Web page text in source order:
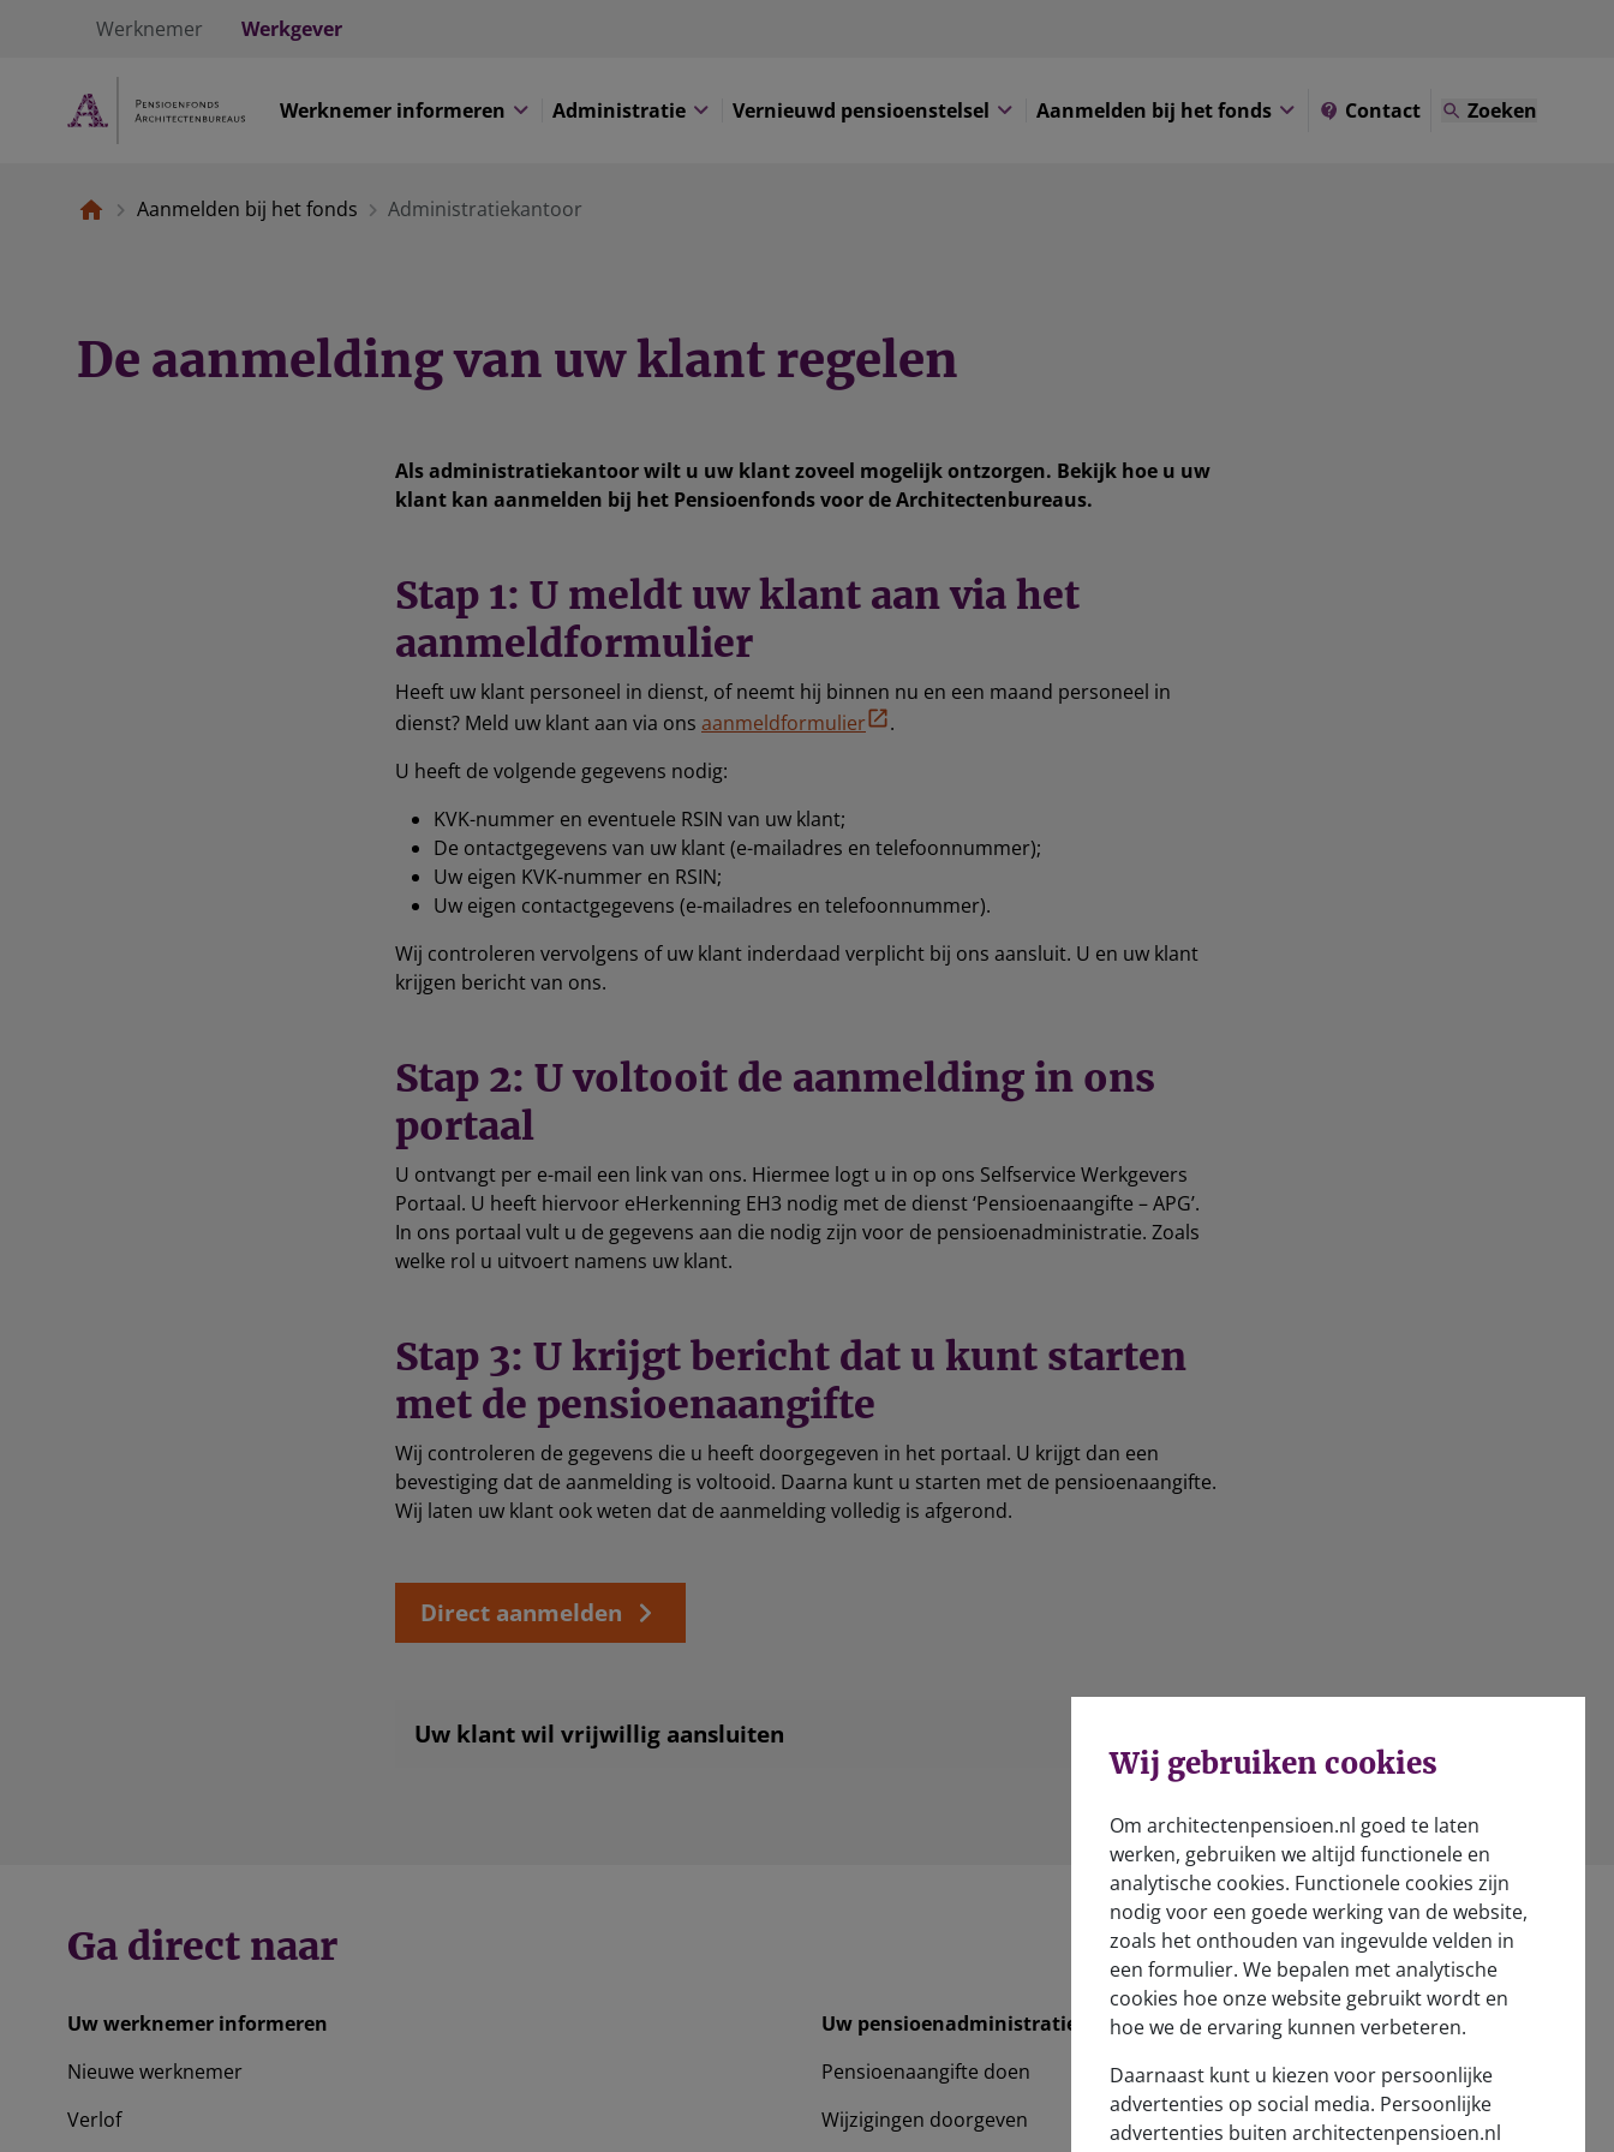
Werknemer Werkgever
Werknemer informeren Administratie Vernieuwd pensioenstelsel Aanmelden bij het fonds Contact Zoeken
Aanmelden bij het fonds Administratiekantoor
De aanmelding van uw klant regelen
Als administratiekantoor wilt u uw klant zoveel mogelijk ontzorgen. Bekijk hoe u uw
klant kan aanmelden bij het Pensioenfonds voor de Architectenbureaus.
Stap 1: U meldt uw klant aan via het
aanmeldformulier
Heeft uw klant personeel in dienst, of neemt hij binnen nu en een maand personeel in
dienst? Meld uw klant aan via ons aanmeldformulier
.
U heeft de volgende gegevens nodig:
KVK-nummer en eventuele RSIN van uw klant;
De ontactgegevens van uw klant (e-mailadres en telefoonnummer);
Uw eigen KVK-nummer en RSIN;
Uw eigen contactgegevens (e-mailadres en telefoonnummer).
Wij controleren vervolgens of uw klant inderdaad verplicht bij ons aansluit. U en uw klant
krijgen bericht van ons.
Stap 2: U voltooit de aanmelding in ons
portaal
U ontvangt per e-mail een link van ons. Hiermee logt u in op ons Selfservice Werkgevers
Portaal. U heeft hiervoor eHerkenning EH3 nodig met de dienst ‘Pensioenaangifte – APG’.
In ons portaal vult u de gegevens aan die nodig zijn voor de pensioenadministratie. Zoals
welke rol u uitvoert namens uw klant.
Stap 3: U krijgt bericht dat u kunt starten
met de pensioenaangifte
Wij controleren de gegevens die u heeft doorgegeven in het portaal. U krijgt dan een
bevestiging dat de aanmelding is voltooid. Daarna kunt u starten met de pensioenaangifte.
Wij laten uw klant ook weten dat de aanmelding volledig is afgerond.
Direct aanmelden
Uw klant wil vrijwillig aansluiten
Ga direct naar
Uw werknemer informeren
Nieuwe werknemer
Verlof
Uw pensioenadministratie doen
Pensioenaangifte doen
Wijzigingen doorgeven
Wij gebruiken cookies
Om architectenpensioen.nl goed te laten
werken, gebruiken we altijd functionele en
analytische cookies. Functionele cookies zijn
nodig voor een goede werking van de website,
zoals het onthouden van ingevulde velden in
een formulier. We bepalen met analytische
cookies hoe onze website gebruikt wordt en
hoe we de ervaring kunnen verbeteren.
Daarnaast kunt u kiezen voor persoonlijke
advertenties op social media. Persoonlijke
advertenties buiten architectenpensioen.nl